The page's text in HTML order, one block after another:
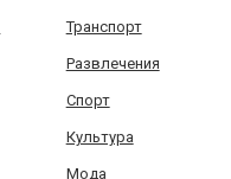
Транспорт
Развлечения
Спорт
Культура
Мода